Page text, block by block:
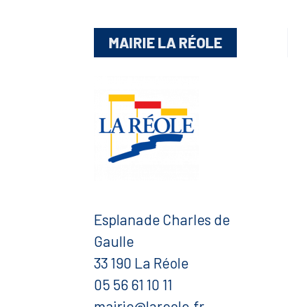
MAIRIE LA RÉOLE
Esplanade Charles de
Gaulle
33 190 La Réole
05 56 61 10 11